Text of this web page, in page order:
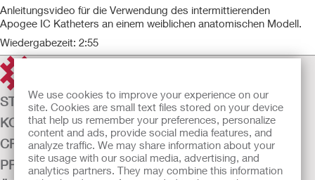
We use cookies to improve your experience on our
site. Cookies are small text files stored on your device
that help us remember your preferences, personalize
content and ads, provide social media features, and
analyze traffic. We may share information about your
site usage with our social media, advertising, and
analytics partners. They may combine this information
Anleitungsvideo für die Verwendung des intermittierenden
Apogee IC Katheters an einem weiblichen anatomischen Modell.
Wiedergabezeit: 2:55
STOMAVERSORGUNG
KONTINENZ-VERSORGUNG
CRITICAL CARE
PRODUKTE